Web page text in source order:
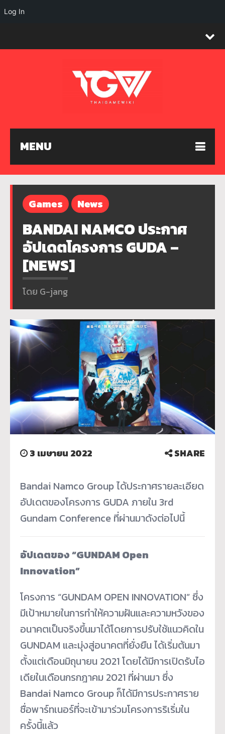
MENU
Games News
BANDAI NAMCO ประกาศ
อัปเดตโครงการ GUDA –
[NEWS]
โดย G-jang
3 เมษายน 2022 SHARE
Bandai Namco Group ได้ประกาศรายละเอียด
อัปเดตของโครงการ GUDA ภายใน 3rd
Gundam Conference ที่ผ่านมาดังต่อไปนี้
อัปเดตของ “GUNDAM Open
Innovation”
โครงการ “GUNDAM OPEN INNOVATION” ซึ่ง
มีเป้าหมายในการทำให้ความฝันและความหวังของ
อนาคตเป็นจริงขึ้นมาได้โดยการปรับใช้แนวคิดใน
GUNDAM และมุ่งสู่อนาคตที่ยั่งยืน ได้เริ่มต้นมา
ตั้งแต่เดือนมิถุนายน 2021 โดยได้มีการเปิดรับไอ
เดียในเดือนกรกฎาคม 2021 ที่ผ่านมา ซึ่ง
Bandai Namco Group ก็ได้มีการประกาศราย
ชื่อพาร์ทเนอร์ที่จะเข้ามาร่วมโครงการริเริ่มใน
ครั้งนี้แล้ว
Log In